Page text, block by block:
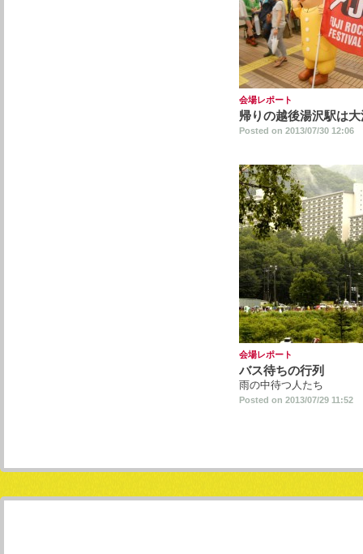
会場レポート
帰りの越後湯沢駅は
Posted on 2013/07/30 12:06
会場レポート
バス待ちの行列
雨の中待つ人たち
Posted on 2013/07/29 11:52